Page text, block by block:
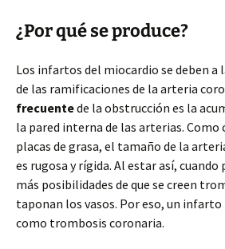
¿Por qué se produce?
Los infartos del miocardio se deben a
de las ramificaciones de la arteria
frecuentede la obstrucción es la
la pared interna de las arterias. Como
placas de grasa, el tamaño de la
es rugosa y rígida. Al estar así, cuando
más posibilidades de que se creen
taponan los vasos. Por eso, un
como trombosis coronaria.